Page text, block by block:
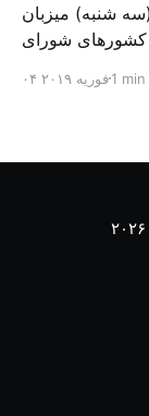
شنبه) میزبان
کشورهای شورای
این کنفرانس
۰۴ فوریه ۲۰۱۹1